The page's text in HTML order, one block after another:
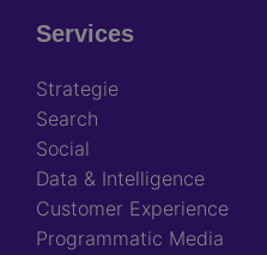
Footer
Services
Strategie
Search
Social
Data & Intelligence
Customer Experience
Programmatic Media